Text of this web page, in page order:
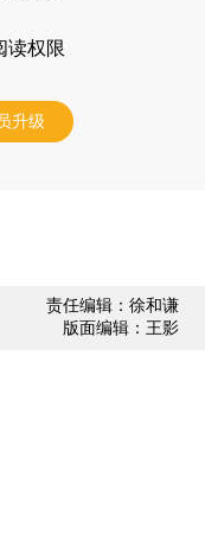
读权限
升级
责任编辑：徐和谦
版面编辑：王影